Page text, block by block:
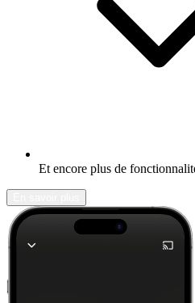
Et encore plus de